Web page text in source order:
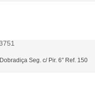
Dobradiça Seg. c/ Pir. 6″ Ref. 150